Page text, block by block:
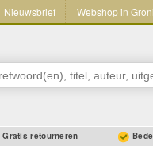
Nieuwsbrief Webshop in
Gratis retourneren